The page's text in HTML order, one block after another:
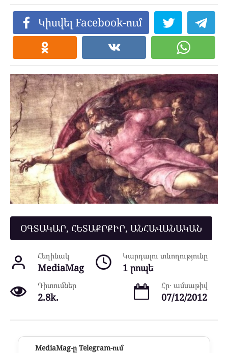
Կիսվել Facebook-ում
ՕԳՏԱԿԱՐ, ՀԵՏԱՔՐՔԻՐ, ԱՆՀԱՎԱՆԱԿԱՆ
Հեղինակ
MediaMag
Կարդալու տևողությունը
1 րոպե
Դիտումներ
2.8k.
Հր․ ամսաթիվ
07/12/2012
MediaMag-ը Telegram-ում